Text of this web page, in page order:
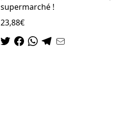
supermarché !
23,88€